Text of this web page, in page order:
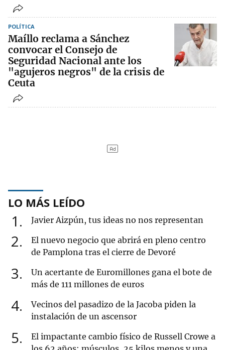
POLÍTICA
Maíllo reclama a Sánchez
convocar el Consejo de
Seguridad Nacional ante los
"agujeros negros" de la crisis de
Ceuta
LO MÁS LEÍDO
1 Javier Aizpún, tus ideas no nos representan
2
El nuevo negocio que abrirá en pleno centro
de Pamplona tras el cierre de Devoré
3
Un acertante de Euromillones gana el bote de
más de 111 millones de euros
4
Vecinos del pasadizo de la Jacoba piden la
instalación de un ascensor
5
El impactante cambio físico de Russell Crowe a